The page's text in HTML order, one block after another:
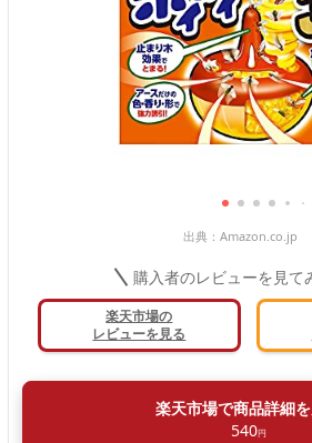
出典： Amazon.co.jp
購入者のレビューを見て
楽天市場の
レビューを見る
楽天市場で商品詳細
540円